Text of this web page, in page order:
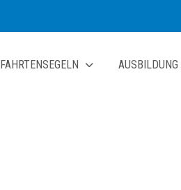
FAHRTENSEGELN AUSBILDUNG